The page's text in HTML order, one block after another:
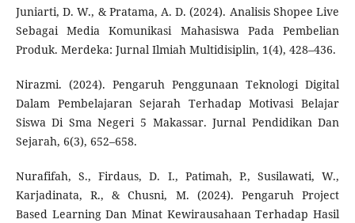
Juniarti, D. W., & Pratama, A. D. (2024). Analisis Shopee Live
Sebagai Media Komunikasi Mahasiswa Pada Pembelian
Produk. Merdeka: Jurnal Ilmiah Multidisiplin, 1(4), 428–436.
Nirazmi. (2024). Pengaruh Penggunaan Teknologi Digital
Dalam Pembelajaran Sejarah Terhadap Motivasi Belajar
Siswa Di Sma Negeri 5 Makassar. Jurnal Pendidikan Dan
Sejarah, 6(3), 652–658.
Nurafifah, S., Firdaus, D. I., Patimah, P., Susilawati, W.,
Karjadinata, R., & Chusni, M. (2024). Pengaruh Project
Based Learning Dan Minat Kewirausahaan Terhadap Hasil